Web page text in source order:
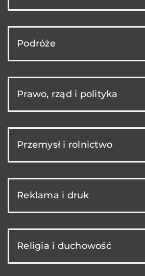
Podróże
Prawo, rząd i polityka
Przemysł i rolnictwo
Reklama i druk
Religia i duchowość